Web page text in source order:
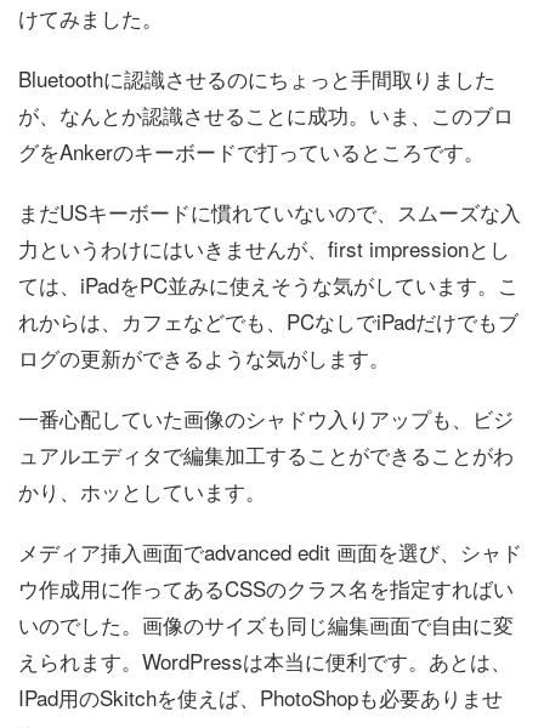
けてみました。
Bluetoothに認識させるのにちょっと手間取りました
が、なんとか認識させることに成功。いま、このブロ
グをAnkerのキーボードで打っているところです。
まだUSキーボードに慣れていないので、スムーズな入
力というわけにはいきませんが、first impressionとし
ては、iPadをPC並みに使えそうな気がしています。こ
れからは、カフェなどでも、PCなしでiPadだけでもブ
ログの更新ができるような気がします。
一番心配していた画像のシャドウ入りアップも、ビジ
ュアルエディタで編集加工することができることがわ
かり、ホッとしています。
メディア挿入画面でadvanced edit 画面を選び、シャド
ウ作成用に作ってあるCSSのクラス名を指定すればい
いのでした。画像のサイズも同じ編集画面で自由に変
えられます。WordPressは本当に便利です。あとは、
IPad用のSkitchを使えば、PhotoShopも必要ありませ